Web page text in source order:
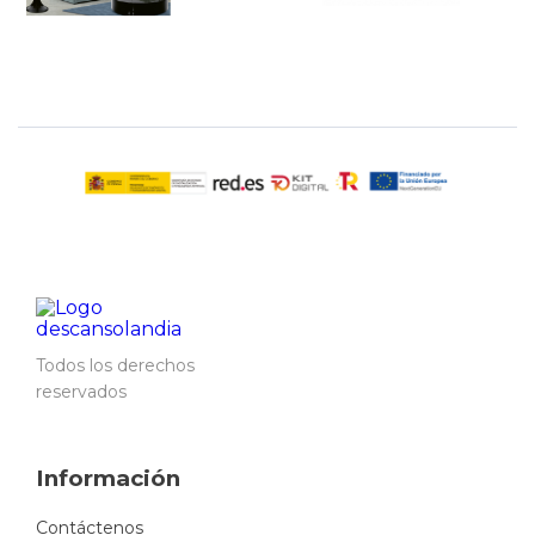
Todos los derechos
reservados
Información
Contáctenos